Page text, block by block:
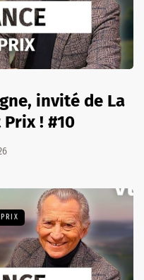
invité de La
Prix ! #10